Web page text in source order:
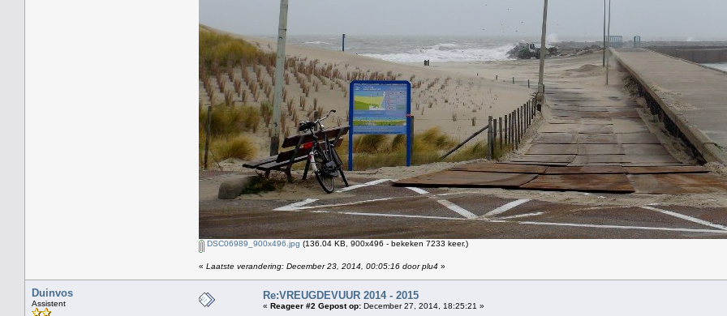
DSC06989_900x496.jpg (136.04 KB, 900x496 - bekeken 7233 keer.)
« Laatste verandering: December 23, 2014, 00:05:16 door plu4 »
Duinvos
Assistent
Re:VREUGDEVUUR 2014 - 2015
« Reageer #2 Gepost op: December 27, 2014, 18:25:21 »